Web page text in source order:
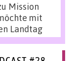
Mission
mit
Landtag